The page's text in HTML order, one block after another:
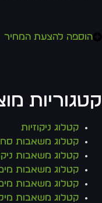
הוספה להצעת המחיר
קטגוריות
קטלוג ניקוזיות
קטלוג משאבות
קטלוג משאבות
קטלוג משאבות
קטלוג משאבות
קטלוג משאבות